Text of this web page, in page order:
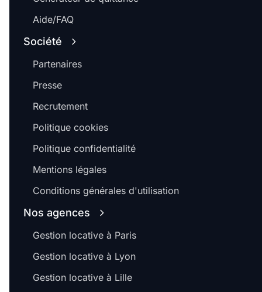
Aide/FAQ
Société
Partenaires
Presse
Recrutement
Politique cookies
Politique confidentialité
Mentions légales
Conditions générales d'utilisation
Nos agences
Gestion locative à Paris
Gestion locative à Lyon
Gestion locative à Lille